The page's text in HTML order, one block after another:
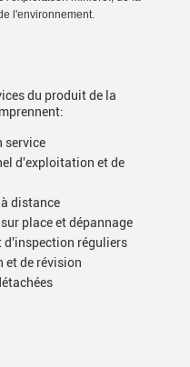
l'environnement.
du produit de la
service
d'exploitation et de
distance
place et dépannage
d'inspection réguliers
et de révision